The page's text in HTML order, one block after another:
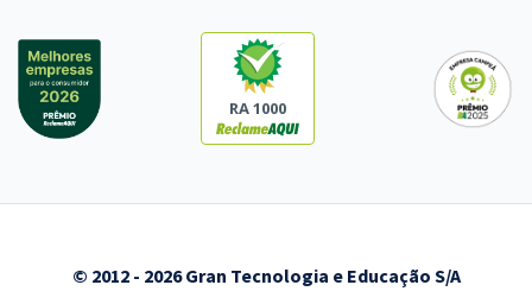
RA 1000
© 2012 - 2026 Gran Tecnologia e Educação S/A